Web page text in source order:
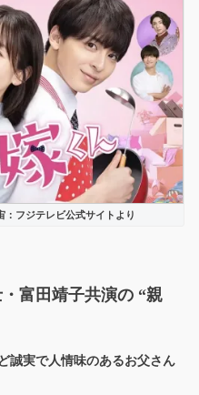
：フジテレビ公式サイトより
富田靖子共演の “親
誠実で人情味のあるお父さん